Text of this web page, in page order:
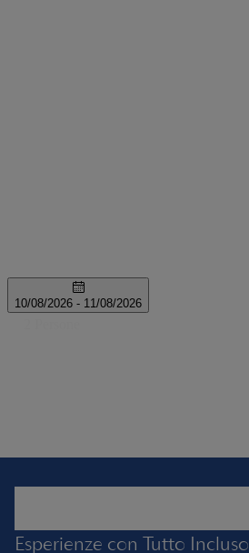
Esperienze con Tutto Incluso